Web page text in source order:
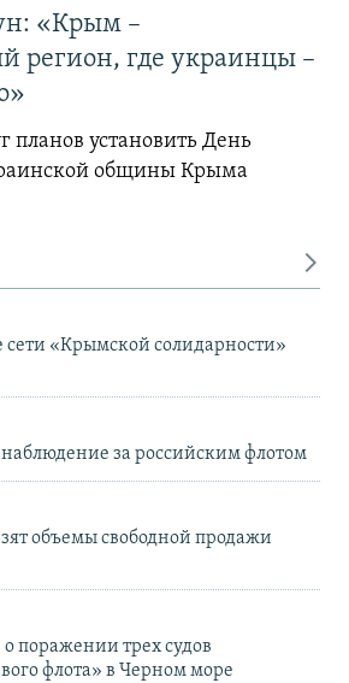
«Крым –
регион, где украинцы –
планов установить День
общины Крыма
сети «Крымской солидарности»
за российским флотом
объемы свободной продажи
поражении трех судов
флота» в Черном море